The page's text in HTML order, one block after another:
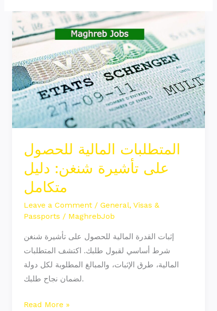
المتطلبات المالية للحصول
على تأشيرة شنغن: دليل
متكامل
Leave a Comment / General, Visas &
Passports / MaghrebJob
إثبات القدرة المالية للحصول على تأشيرة شنغن
شرط أساسي لقبول طلبك. اكتشف المتطلبات
المالية، طرق الإثبات، والمبالغ المطلوبة لكل دولة
لضمان نجاح طلبك.
المتطلبات
المالية
للحصول
على
تأشيرة
شنغن:
دليل
متكامل
Read More »